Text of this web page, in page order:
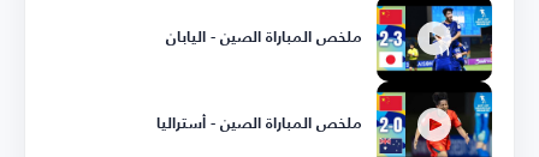
ملخص المباراة الصين - اليابان
ملخص المباراة الصين - أستراليا